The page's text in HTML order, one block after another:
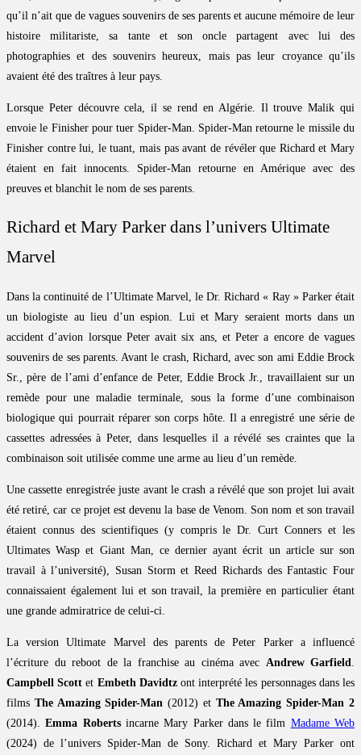
qu’il n’ait que de vagues souvenirs de ses parents et aucune mémoire de leur
histoire militariste, sa tante et son oncle partagent avec lui des
photographies et des souvenirs heureux, mais pas leur croyance qu’ils
avaient été des traîtres à leur pays.
Lorsque Peter découvre cela, il se rend en Algérie. Il trouve Malik qui
envoie le Finisher pour tuer Spider-Man. Spider-Man retourne le missile du
Finisher contre lui, le tuant, mais pas avant de révéler que Richard et Mary
étaient en fait innocents. Spider-Man retourne en Amérique avec des
preuves et blanchit le nom de ses parents.
Richard et Mary Parker dans l’univers Ultimate
Marvel
Dans la continuité de l’Ultimate Marvel, le Dr. Richard « Ray » Parker était
un biologiste au lieu d’un espion. Lui et Mary seraient morts dans un
accident d’avion lorsque Peter avait six ans, et Peter a encore de vagues
souvenirs de ses parents. Avant le crash, Richard, avec son ami Eddie Brock
Sr., père de l’ami d’enfance de Peter, Eddie Brock Jr., travaillaient sur un
remède pour une maladie terminale, sous la forme d’une combinaison
biologique qui pourrait réparer son corps hôte. Il a enregistré une série de
cassettes adressées à Peter, dans lesquelles il a révélé ses craintes que la
combinaison soit utilisée comme une arme au lieu d’un remède.
Une cassette enregistrée juste avant le crash a révélé que son projet lui avait
été retiré, car ce projet est devenu la base de Venom. Son nom et son travail
étaient connus des scientifiques (y compris le Dr. Curt Conners et les
Ultimates Wasp et Giant Man, ce dernier ayant écrit un article sur son
travail à l’université), Susan Storm et Reed Richards des Fantastic Four
connaissaient également lui et son travail, la première en particulier étant
une grande admiratrice de celui-ci.
La version Ultimate Marvel des parents de Peter Parker a influencé
l’écriture du reboot de la franchise au cinéma avec Andrew Garfield
Campbell Scott et Embeth Davidtzont interprété les personnages dans les
films The Amazing Spider-Man (2012) et The Amazing Spider-Man 2
(2014).Emma Robertsincarne Mary Parker dans le film Madame Web
(2024) de l’univers Spider-Man de Sony. Richard et Mary Parker ont